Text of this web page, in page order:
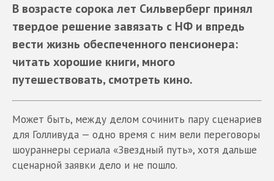
В возрасте сорока лет Сильверберг принял
твердое решение завязать с НФ и впредь
вести жизнь обеспеченного пенсионера:
читать хорошие книги, много
путешествовать, смотреть кино.
Может быть, между делом сочинить пару сценариев
для Голливуда — одно время с ним вели переговоры
шоураннеры сериала «Звездный путь», хотя дальше
сценарной заявки дело и не пошло.